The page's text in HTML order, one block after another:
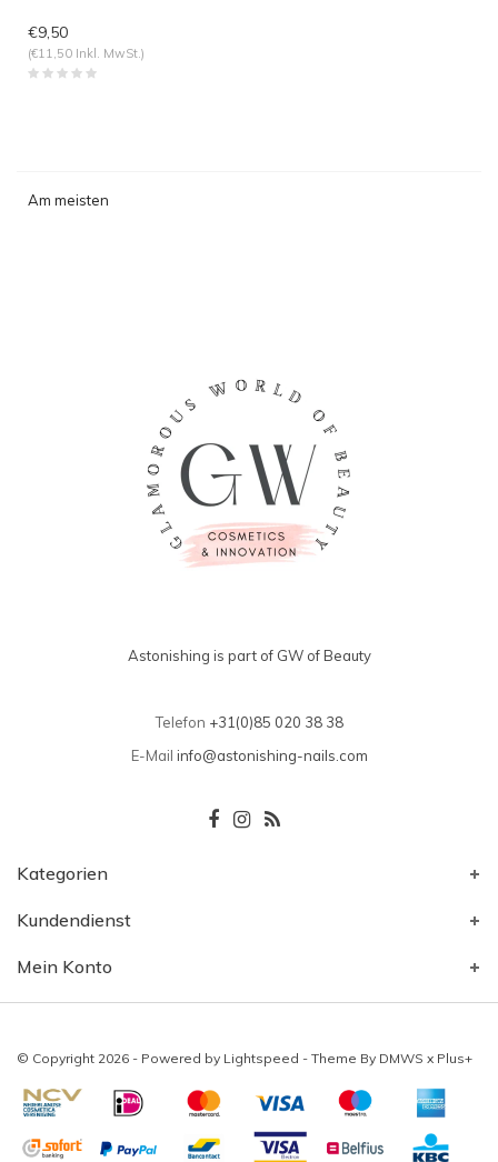
€9,50
(€11,50 Inkl. MwSt.)
Am meisten
Astonishing is part of GW of Beauty
Telefon +31(0)85 020 38 38
E-Mail info@astonishing-nails.com
Kategorien
Kundendienst
Mein Konto
© Copyright 2026 - Powered by Lightspeed - Theme By DMWS x Plus+